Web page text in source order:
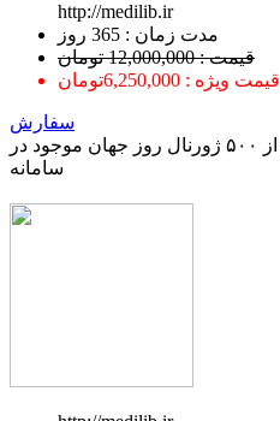
http://medilib.ir
ﻣﺪﺕ ﺯﻣﺎﻥ : 365 ﺭﻭﺯ
قیمت : 12,000,000 تومان
قیمت ویژه : 6,250,000تومان
سفارش
دسترسی ۳ ماهه به بیش از ۵۰۰ ژورنال روز جهان موجود در
سامانه